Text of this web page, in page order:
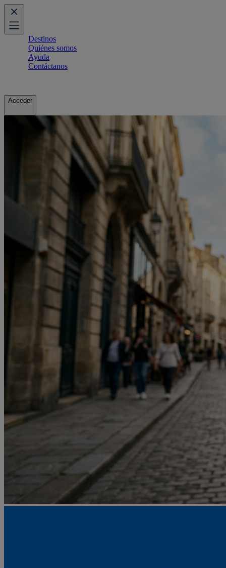
Destinos
Quiénes somos
Ayuda
Contáctanos
Acceder